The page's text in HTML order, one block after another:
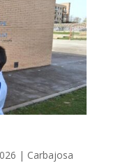
| Carbajosa